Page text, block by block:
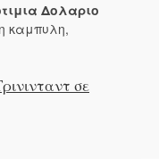
Δολαριο
καμπυλη,
σε